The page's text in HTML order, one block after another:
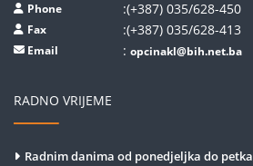
Phone :(+387) 035/628-450
Fax :(+387) 035/628-413
Email : opcinakl@bih.net.ba
RADNO VRIJEME
Radnim danima od ponedjeljka do petka